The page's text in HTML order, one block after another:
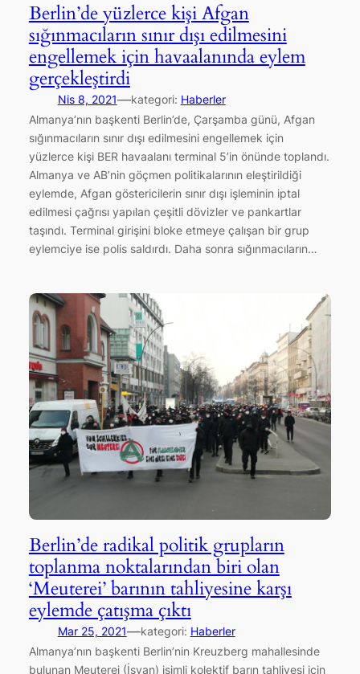
Berlin’de yüzlerce kişi Afgan
sığınmacıların sınır dışı edilmesini
engellemek için havaalanında eylem
gerçekleştirdi
Nis 8, 2021—kategori: Haberler
Almanya’nın başkenti Berlin’de, Çarşamba günü, Afgan
sığınmacıların sınır dışı edilmesini engellemek için
yüzlerce kişi BER havaalanı terminal 5’in önünde toplandı.
Almanya ve AB’nin göçmen politikalarının eleştirildiği
eylemde, Afgan göstericilerin sınır dışı işleminin iptal
edilmesi çağrısı yapılan çeşitli dövizler ve pankartlar
taşındı. Terminal girişini bloke etmeye çalışan bir grup
eylemciye ise polis saldırdı. Daha sonra sığınmacıların…
Berlin’de radikal politik grupların
toplanma noktalarından biri olan
‘Meuterei’ barının tahliyesine karşı
eylemde çatışma çıktı
Mar 25, 2021—kategori: Haberler
Almanya’nın başkenti Berlin’nin Kreuzberg mahallesinde
bulunan Meuterei (İsyan) isimli kolektif barın tahliyesi için